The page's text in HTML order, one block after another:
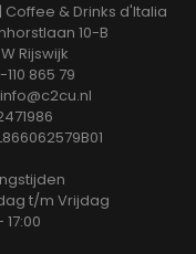
Coffee & Drinks d'Italia
10-B
Rijswijk
865 79
t/m Vrijdag
17:00